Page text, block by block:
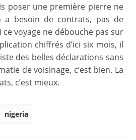
poser une première pierre ne
a besoin de contrats, pas de
ce voyage ne débouche pas sur
chiffrés d’ici six mois, il
des belles déclarations sans
de voisinage, c’est bien. La
c’est mieux.
nigeria